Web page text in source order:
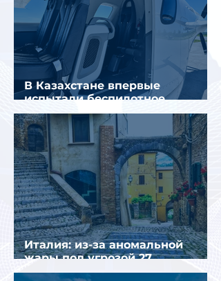
В Казахстане впервые
испытали беспилотное
аэротакси с пассажирами
Италия: из-за аномальной
жары под угрозой 27
крупнейших городов